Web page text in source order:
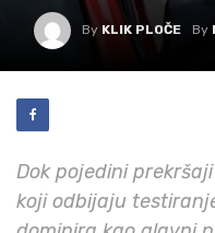
By KLIK PLOČE By
Dok pojedini
koji odbijaju